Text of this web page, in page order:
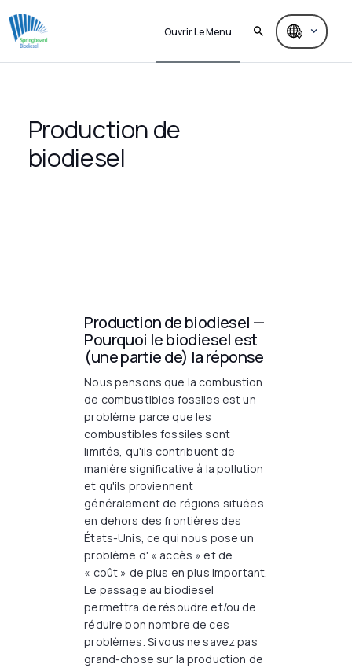
Ouvrir Le Menu
Production de
biodiesel
Production de biodiesel —
Pourquoi le biodiesel est
(une partie de) la réponse
Nous pensons que la combustion
de combustibles fossiles est un
problème parce que les
combustibles fossiles sont
limités, qu'ils contribuent de
manière significative à la pollution
et qu'ils proviennent
généralement de régions situées
en dehors des frontières des
États-Unis, ce qui nous pose un
problème d' « accès » et de
« coût » de plus en plus important.
Le passage au biodiesel
permettra de résoudre et/ou de
réduire bon nombre de ces
problèmes. Si vous ne savez pas
grand-chose sur la production de